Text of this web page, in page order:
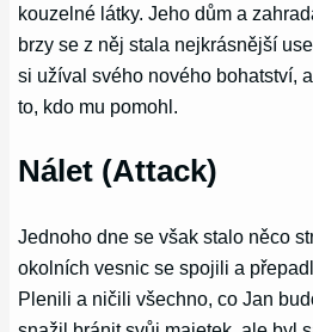
kouzelné látky. Jeho dům a
brzy se z něj stala nejkrásnější
si užíval svého nového bohatství,
to, kdo mu pomohl.
Nálet (Attack)
Jednoho dne se však stalo něco
okolních vesnic se spojili a
Plenili a ničili všechno, co Jan